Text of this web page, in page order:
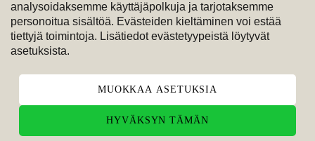
analysoidaksemme käyttäjäpolkuja ja tarjotaksemme
personoitua sisältöä. Evästeiden kieltäminen voi estää
tiettyjä toimintoja. Lisätiedot evästetyypeistä löytyvät
asetuksista.
MUOKKAA ASETUKSIA
HYVÄKSYN TÄMÄN
Maksutavat
M
Seuraa meitä